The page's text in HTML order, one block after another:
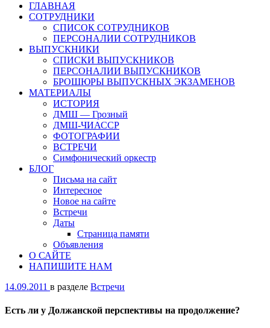
ГЛАВНАЯ
СОТРУДНИКИ
СПИСОК СОТРУДНИКОВ
ПЕРСОНАЛИИ СОТРУДНИКОВ
ВЫПУСКНИКИ
СПИСКИ ВЫПУСКНИКОВ
ПЕРСОНАЛИИ ВЫПУСКНИКОВ
БРОШЮРЫ ВЫПУСКНЫХ ЭКЗАМЕНОВ
МАТЕРИАЛЫ
ИСТОРИЯ
ДМШ — Грозный
ДМШ-ЧИАССР
ФОТОГРАФИИ
ВСТРЕЧИ
Симфонический оркестр
БЛОГ
Письма на сайт
Интересное
Новое на сайте
Встречи
Даты
Страница памяти
Объявления
О САЙТЕ
НАПИШИТЕ НАМ
14.09.2011 в разделе Встречи
Есть ли у Должанской перспективы на продолжение?